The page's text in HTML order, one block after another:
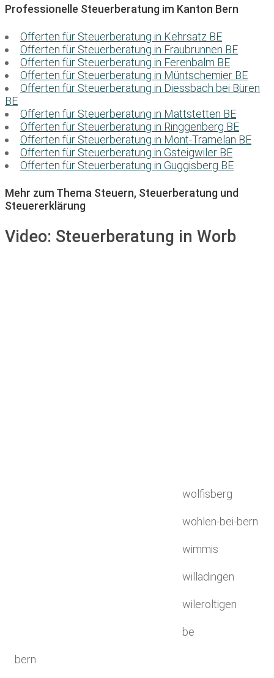
Professionelle Steuerberatung im Kanton Bern
Offerten für Steuerberatung in Kehrsatz BE
Offerten für Steuerberatung in Fraubrunnen BE
Offerten für Steuerberatung in Ferenbalm BE
Offerten für Steuerberatung in Müntschemier BE
Offerten für Steuerberatung in Diessbach bei Büren
BE
Offerten für Steuerberatung in Mattstetten BE
Offerten für Steuerberatung in Ringgenberg BE
Offerten für Steuerberatung in Mont-Tramelan BE
Offerten für Steuerberatung in Gsteigwiler BE
Offerten für Steuerberatung in Guggisberg BE
Mehr zum Thema Steuern, Steuerberatung und
Steuererklärung
Video: Steuerberatung in Worb
wolfisberg
wohlen-bei-bern
wimmis
willadingen
wileroltigen
be
bern